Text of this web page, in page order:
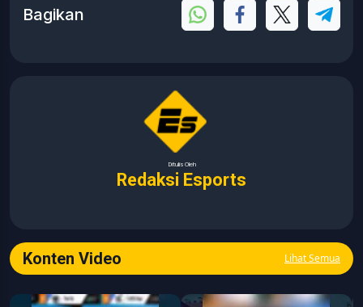
Bagikan
Ditulis Oleh
Redaksi Esports
Konten Video Lihat Semua